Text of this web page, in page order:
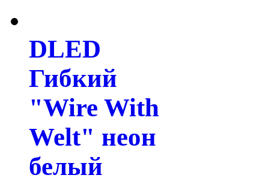
DLED
Гибкий
"Wire With
Welt" неон
белый